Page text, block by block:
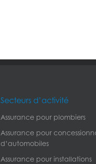
Secteurs d’activité
Assurance pour plombiers
Assurance pour
d’automobiles
Assurance pour installations